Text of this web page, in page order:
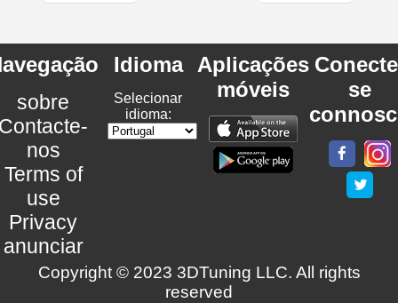
sobre
nos
Terms of
use
Privacy
anunciar
Idioma
Selecionar
idioma:
Aplicações
móveis
se
Copyright © 2023 3DTuning LLC. All rights
reserved